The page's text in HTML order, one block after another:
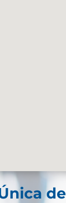
de